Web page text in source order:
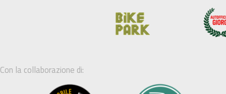
Con la collaborazione di: